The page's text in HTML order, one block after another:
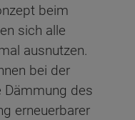
beim
sich alle
ausnutzen.
bei der
Dämmung des
erneuerbarer